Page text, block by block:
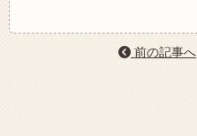
前の記事へ